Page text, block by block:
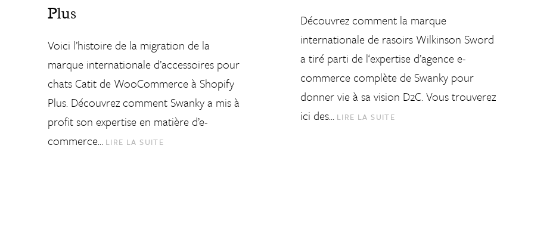
Plus
Voici l’histoire de la migration de la
marque internationale d’accessoires pour
chats Catit de WooCommerce à Shopify
Plus. Découvrez comment Swanky a mis à
profit son expertise en matière d’e-
commerce… LIRE LA SUITE
Découvrez comment la marque
internationale de rasoirs Wilkinson Sword
a tiré parti de l‘expertise d’agence e-
commerce complète de Swanky pour
donner vie à sa vision D2C. Vous trouverez
ici des… LIRE LA SUITE